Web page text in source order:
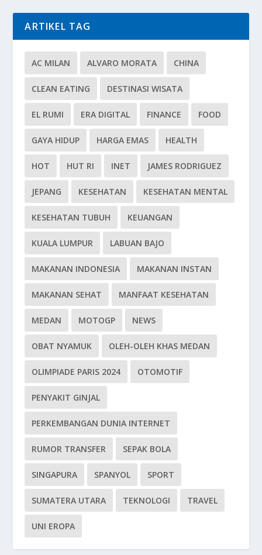
ARTIKEL TAG
AC MILAN ALVARO MORATA CHINA
CLEAN EATING DESTINASI WISATA
EL RUMI ERA DIGITAL FINANCE FOOD
GAYA HIDUP HARGA EMAS HEALTH
HOT HUT RI INET JAMES RODRIGUEZ
JEPANG KESEHATAN KESEHATAN MENTAL
KESEHATAN TUBUH KEUANGAN
KUALA LUMPUR LABUAN BAJO
MAKANAN INDONESIA MAKANAN INSTAN
MAKANAN SEHAT MANFAAT KESEHATAN
MEDAN MOTOGP NEWS
OBAT NYAMUK OLEH-OLEH KHAS MEDAN
OLIMPIADE PARIS 2024 OTOMOTIF
PENYAKIT GINJAL
PERKEMBANGAN DUNIA INTERNET
RUMOR TRANSFER SEPAK BOLA
SINGAPURA SPANYOL SPORT
SUMATERA UTARA TEKNOLOGI TRAVEL
UNI EROPA